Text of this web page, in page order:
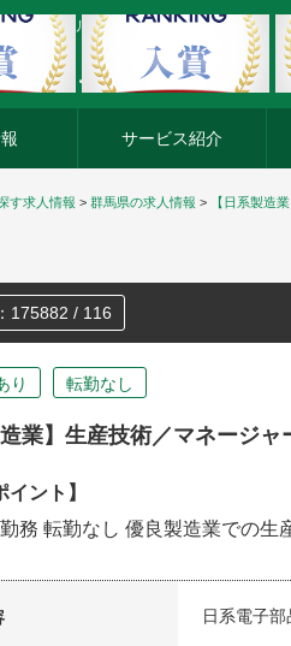
転職・キャリア転職ならアージスジャパン
サービス紹介
す求人情報 > 群馬県の求人情報 > 【日系製造
175882 / 116
り 転勤なし
造業】生産技術／マネージャ
イント】
務 転勤なし 優良製造業での生
日系電子